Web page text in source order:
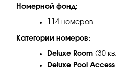
Номерной фонд:
114 номеров
Категории номеров:
Deluxe Room (30
Deluxe Pool Access